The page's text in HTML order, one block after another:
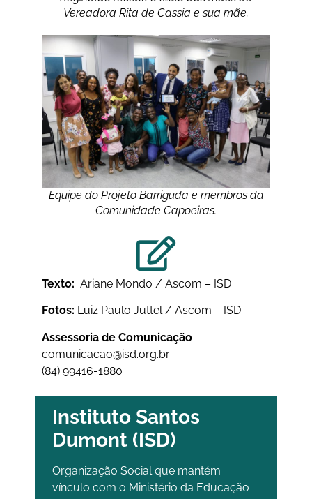
Vereadora Rita de Cassia e sua mãe.
Equipe do Projeto Barriguda e membros da
Comunidade Capoeiras.
Texto: Ariane Mondo / Ascom – ISD
Fotos: Luiz Paulo Juttel / Ascom – ISD
Assessoria de Comunicação
comunicacao@isd.org.br
(84) 99416-1880
Instituto Santos
Dumont (ISD)
Organização Social que mantém
vínculo com o Ministério da Educação